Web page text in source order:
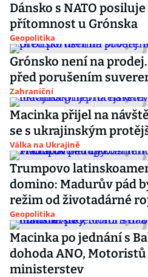
Dánsko s NATO
přítomnost u Grónska
Geopolitika
Grónsko není na
před porušením
Zahraniční
Macinka přijel na
se s ukrajinským
Válka na Ukrajině
Trumpovo
domino: Madurův pád
režim od životadárné
Geopolitika
Macinka po jednání s
dohoda ANO, Motoristů
ministerstev